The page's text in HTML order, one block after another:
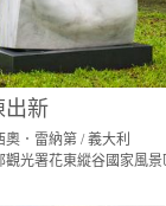
出新
奧．雷納第 / 義大利
觀光署花東縱谷國家風景